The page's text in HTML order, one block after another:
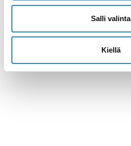
Salli valinta
Kiellä
Soita >>
Navigoi >>